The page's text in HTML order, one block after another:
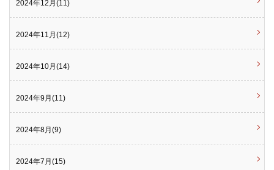
2024年12月(11)
2024年11月(12)
2024年10月(14)
2024年9月(11)
2024年8月(9)
2024年7月(15)